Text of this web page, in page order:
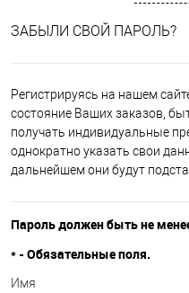
ЗАБЫЛИ СВОЙ ПАРОЛЬ?
Регистрируясь на нашем
состояние Ваших заказов,
получать индивидуальные
однократно указать свои
дальнейшем они будут
Пароль должен быть не
* - Обязательные поля.
Имя